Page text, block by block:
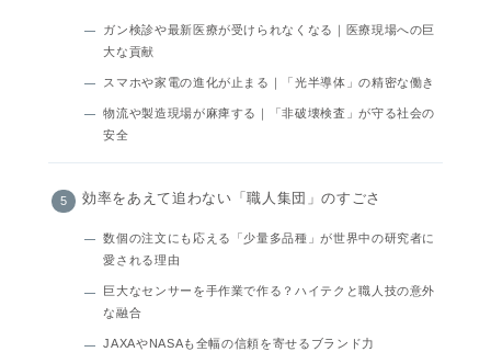
ガン検診や最新医療が受けられなくなる｜医療現場への巨
大な貢献
スマホや家電の進化が止まる｜「光半導体」の精密な働き
物流や製造現場が麻痺する｜「非破壊検査」が守る社会の
安全
効率をあえて追わない「職人集団」のすごさ
数個の注文にも応える「少量多品種」が世界中の研究者に
愛される理由
巨大なセンサーを手作業で作る？ハイテクと職人技の意外
な融合
JAXAやNASAも全幅の信頼を寄せるブランド力